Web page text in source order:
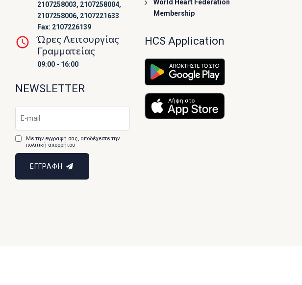
2107258003, 2107258004,
2107258006, 2107221633
Fax: 2107226139
Ώρες Λειτουργίας
Γραμματείας
09:00 - 16:00
NEWSLETTER
Με την εγγραφή σας, αποδέχεστε την
πολιτική απορρήτου
ΕΓΓΡΑΦΗ
World Heart Federation
Membership
HCS Application